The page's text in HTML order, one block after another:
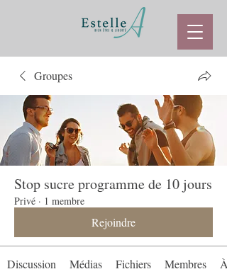
Groupes
Stop sucre programme de 10 jours
Privé · 1 membre
Rejoindre
Discussion Médias Fichiers Membres